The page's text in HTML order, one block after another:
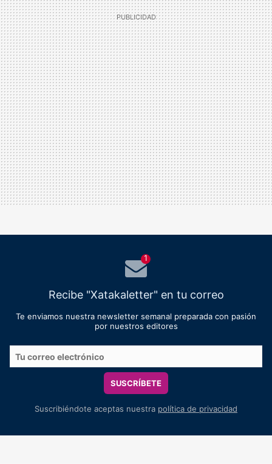
1
Recibe "Xatakaletter" en tu correo
Te enviamos nuestra newsletter semanal preparada con pasión
por nuestros editores
SUSCRÍBETE
Suscribiéndote aceptas nuestra política de privacidad